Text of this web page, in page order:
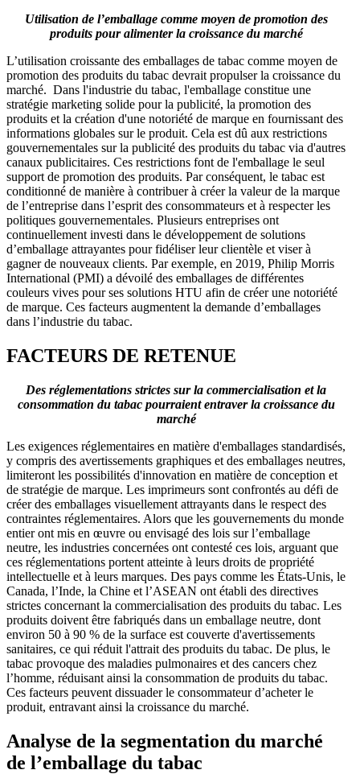
Utilisation de l’emballage comme moyen de promotion des
produits pour alimenter la croissance du marché
L’utilisation croissante des emballages de tabac comme moyen de
promotion des produits du tabac devrait propulser la croissance du
marché. Dans l'industrie du tabac, l'emballage constitue une
stratégie marketing solide pour la publicité, la promotion des
produits et la création d'une notoriété de marque en fournissant des
informations globales sur le produit. Cela est dû aux restrictions
gouvernementales sur la publicité des produits du tabac via d'autres
canaux publicitaires. Ces restrictions font de l'emballage le seul
support de promotion des produits. Par conséquent, le tabac est
conditionné de manière à contribuer à créer la valeur de la marque
de l’entreprise dans l’esprit des consommateurs et à respecter les
politiques gouvernementales. Plusieurs entreprises ont
continuellement investi dans le développement de solutions
d’emballage attrayantes pour fidéliser leur clientèle et viser à
gagner de nouveaux clients. Par exemple, en 2019, Philip Morris
International (PMI) a dévoilé des emballages de différentes
couleurs vives pour ses solutions HTU afin de créer une notoriété
de marque. Ces facteurs augmentent la demande d’emballages
dans l’industrie du tabac.
FACTEURS DE RETENUE
Des réglementations strictes sur la commercialisation et la
consommation du tabac pourraient entraver la croissance du
marché
Les exigences réglementaires en matière d'emballages standardisés,
y compris des avertissements graphiques et des emballages neutres,
limiteront les possibilités d'innovation en matière de conception et
de stratégie de marque. Les imprimeurs sont confrontés au défi de
créer des emballages visuellement attrayants dans le respect des
contraintes réglementaires. Alors que les gouvernements du monde
entier ont mis en œuvre ou envisagé des lois sur l’emballage
neutre, les industries concernées ont contesté ces lois, arguant que
ces réglementations portent atteinte à leurs droits de propriété
intellectuelle et à leurs marques. Des pays comme les États-Unis, le
Canada, l’Inde, la Chine et l’ASEAN ont établi des directives
strictes concernant la commercialisation des produits du tabac. Les
produits doivent être fabriqués dans un emballage neutre, dont
environ 50 à 90 % de la surface est couverte d'avertissements
sanitaires, ce qui réduit l'attrait des produits du tabac. De plus, le
tabac provoque des maladies pulmonaires et des cancers chez
l’homme, réduisant ainsi la consommation de produits du tabac.
Ces facteurs peuvent dissuader le consommateur d’acheter le
produit, entravant ainsi la croissance du marché.
Analyse de la segmentation du marché
de l’emballage du tabac